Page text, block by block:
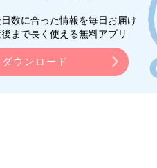
数に合った情報を毎日お届け
まで長く使える無料アプリ
ダウンロード